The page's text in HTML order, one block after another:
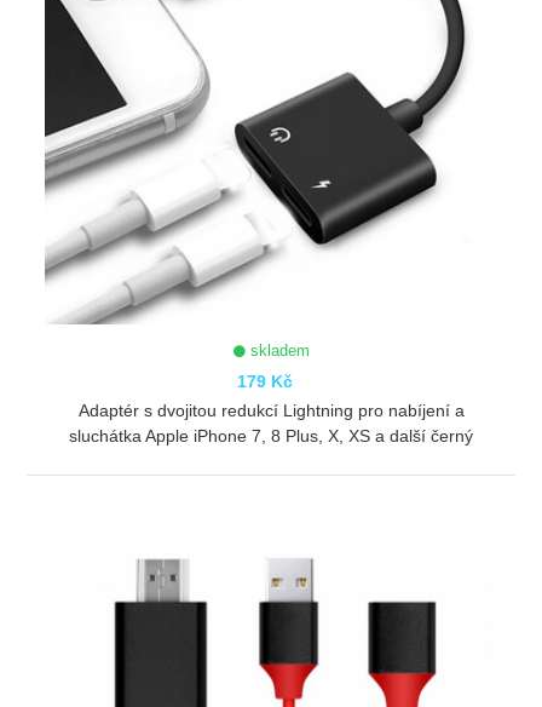
skladem
179 Kč
Adaptér s dvojitou redukcí Lightning pro nabíjení a
sluchátka Apple iPhone 7, 8 Plus, X, XS a další černý